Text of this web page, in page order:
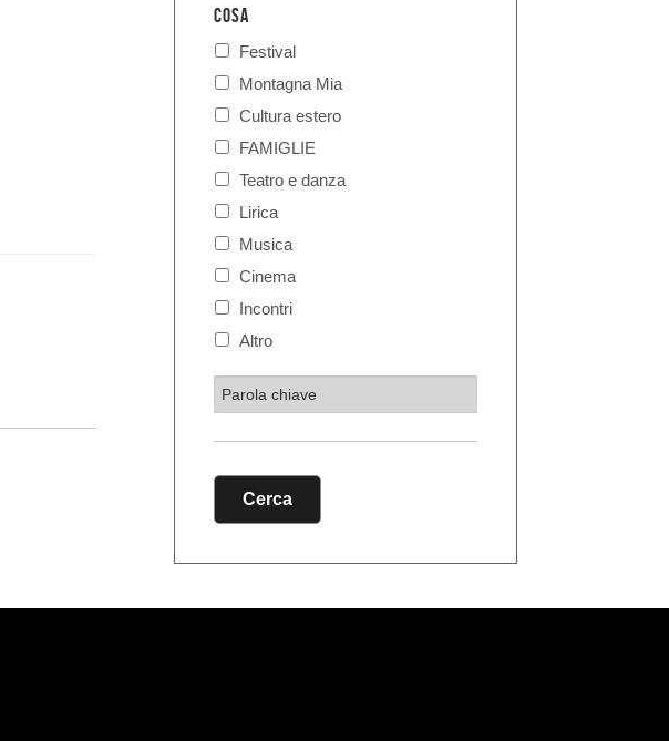
COSA
Festival
Montagna Mia
Cultura estero
FAMIGLIE
Teatro e danza
Lirica
Musica
Cinema
Incontri
Altro
Cerca